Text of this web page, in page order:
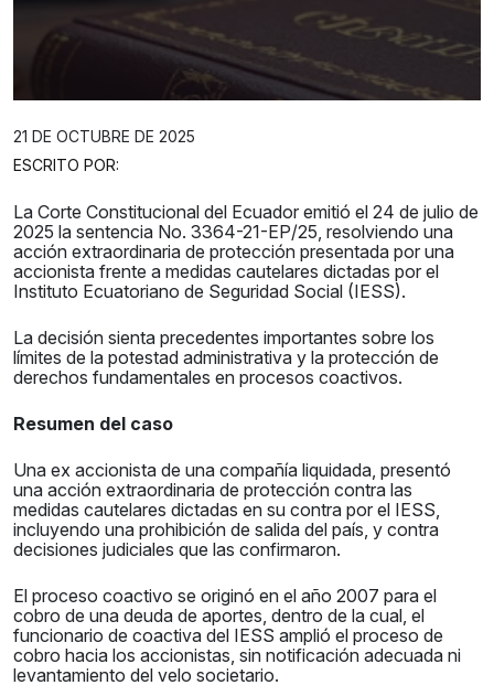
21 DE OCTUBRE DE 2025
ESCRITO POR:
La Corte Constitucional del Ecuador emitió el 24 de julio de
2025 la sentencia No. 3364-21-EP/25, resolviendo una
acción extraordinaria de protección presentada por una
accionista frente a medidas cautelares dictadas por el
Instituto Ecuatoriano de Seguridad Social (IESS).
La decisión sienta precedentes importantes sobre los
límites de la potestad administrativa y la protección de
derechos fundamentales en procesos coactivos.
Resumen del caso
Una ex accionista de una compañía liquidada, presentó
una acción extraordinaria de protección contra las
medidas cautelares dictadas en su contra por el IESS,
incluyendo una prohibición de salida del país, y contra
decisiones judiciales que las confirmaron.
El proceso coactivo se originó en el año 2007 para el
cobro de una deuda de aportes, dentro de la cual, el
funcionario de coactiva del IESS amplió el proceso de
cobro hacia los accionistas, sin notificación adecuada ni
levantamiento del velo societario.